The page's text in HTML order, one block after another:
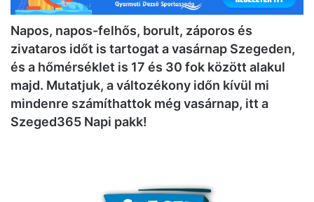
Napos, napos-felhős, borult, záporos és
zivataros időt is tartogat a vasárnap Szegeden,
és a hőmérséklet is 17 és 30 fok között alakul
majd. Mutatjuk, a változékony időn kívül mi
mindenre számíthattok még vasárnap, itt a
Szeged365 Napi pakk!